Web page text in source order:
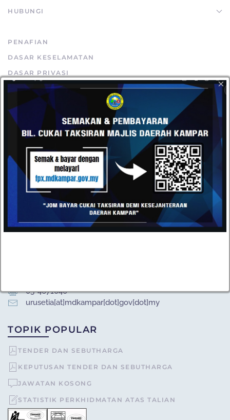
HUBUNGI
PENAFIAN
DASAR KESELAMATAN
DASAR PRIVASI
PETA LAMAN
STATISTIK PELAWAT
SOALAN LAZIM
HUBUNGI
Datang dan kunjungi pejabat kami atau hantarkan e-mel
kepada kami pada bila-bila masa anda mahu. Kami terbuka
05-4671040
urusetia[at]mdkampar[dot]gov[dot]my
TOPIK POPULAR
TENDER DAN SEBUTHARGA
KEPUTUSAN TENDER DAN SEBUTHARGA
JAWATAN KOSONG
STATISTIK PERKHIDMATAN ATAS TALIAN
×